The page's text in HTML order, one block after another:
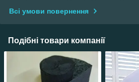
Всі умови повернення
Подібні товари компанії